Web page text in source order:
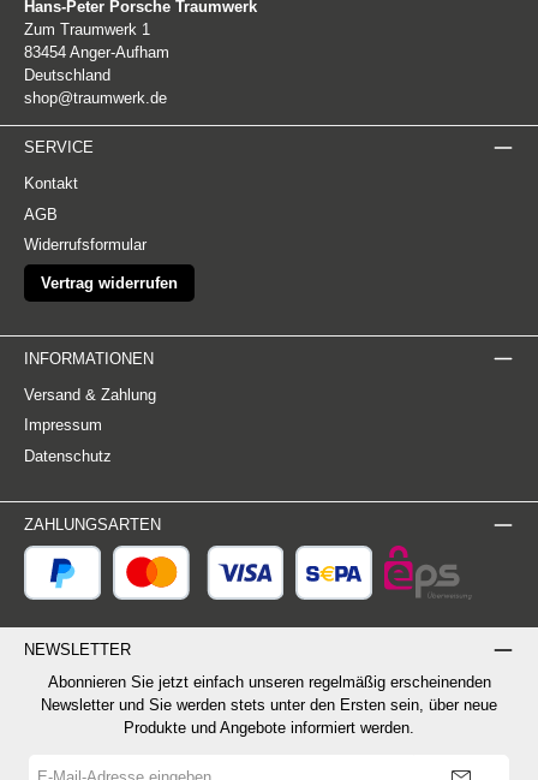
Hans-Peter Porsche Traumwerk
Zum Traumwerk 1
83454 Anger-Aufham
Deutschland
shop@traumwerk.de
SERVICE
Kontakt
AGB
Widerrufsformular
Vertrag widerrufen
INFORMATIONEN
Versand & Zahlung
Impressum
Datenschutz
ZAHLUNGSARTEN
NEWSLETTER
Abonnieren Sie jetzt einfach unseren regelmäßig erscheinenden
Newsletter und Sie werden stets unter den Ersten sein, über neue
Produkte und Angebote informiert werden.